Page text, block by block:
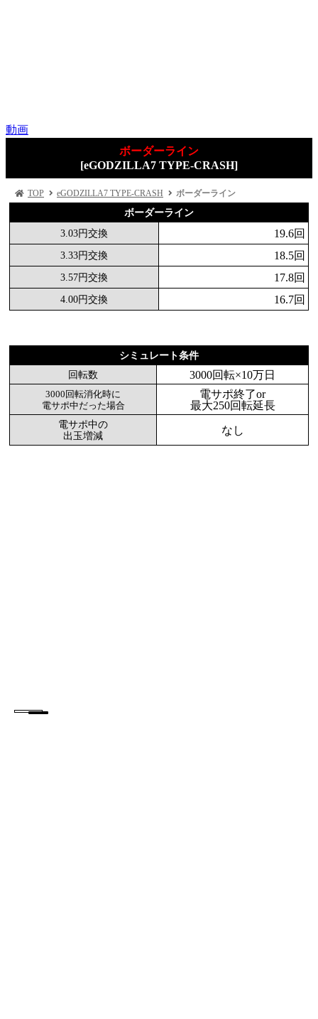
動画
ボーダーライン
[eGODZILLA7 TYPE-CRASH]
TOP eGODZILLA7 TYPE-CRASH ボーダーライン
ボーダーライン
3.03円交換
19.6回
3.33円交換 18.5回
3.57円交換 17.8回
4.00円交換 16.7回
シミュレート条件
回転数
3000回転×10万日
3000回転消化時に
電サポ中だった場合
電サポ終了or
最大250回転延長
電サポ中の
出玉増減
なし